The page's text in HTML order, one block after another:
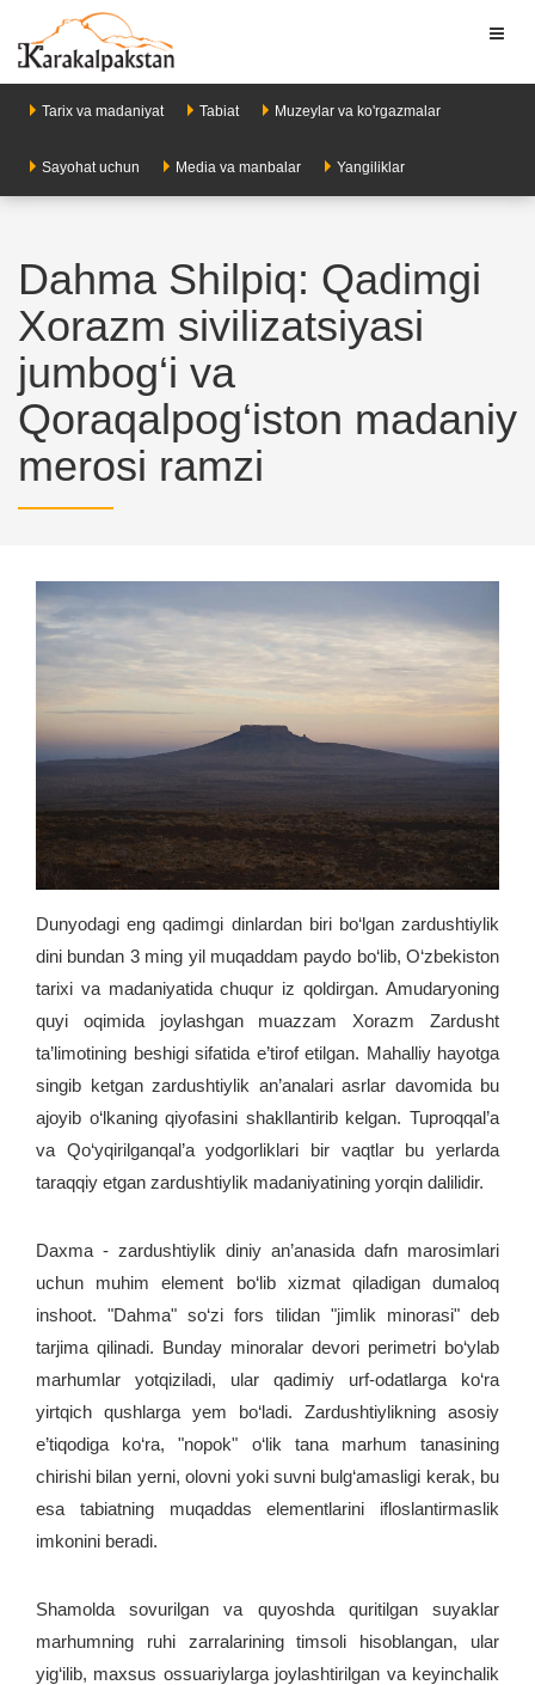
Tarix va madaniyat Tabiat Muzeylar va ko'rgazmalar
Sayohat uchun Media va manbalar Yangiliklar
Dahma Shilpiq: Qadimgi
Xorazm sivilizatsiyasi
jumbog‘i va
Qoraqalpog‘iston madaniy
merosi ramzi
Dunyodagi eng qadimgi dinlardan biri bo‘lgan zardushtiylik
dini bundan 3 ming yil muqaddam paydo bo‘lib, O‘zbekiston
tarixi va madaniyatida chuqur iz qoldirgan. Amudaryoning
quyi oqimida joylashgan muazzam Xorazm Zardusht
ta’limotining beshigi sifatida e’tirof etilgan. Mahalliy hayotga
singib ketgan zardushtiylik an’analari asrlar davomida bu
ajoyib o‘lkaning qiyofasini shakllantirib kelgan. Tuproqqal’a
va Qo‘yqirilganqal’a yodgorliklari bir vaqtlar bu yerlarda
taraqqiy etgan zardushtiylik madaniyatining yorqin dalilidir.
Daxma - zardushtiylik diniy an’anasida dafn marosimlari
uchun muhim element bo‘lib xizmat qiladigan dumaloq
inshoot. "Dahma" so‘zi fors tilidan "jimlik minorasi" deb
tarjima qilinadi. Bunday minoralar devori perimetri bo‘ylab
marhumlar yotqiziladi, ular qadimiy urf-odatlarga ko‘ra
yirtqich qushlarga yem bo‘ladi. Zardushtiylikning asosiy
e’tiqodiga ko‘ra, "nopok" o‘lik tana marhum tanasining
chirishi bilan yerni, olovni yoki suvni bulg‘amasligi kerak, bu
esa tabiatning muqaddas elementlarini ifloslantirmaslik
imkonini beradi.
Shamolda sovurilgan va quyoshda quritilgan suyaklar
marhumning ruhi zarralarining timsoli hisoblangan, ular
yig‘ilib, maxsus ossuariylarga joylashtirilgan va keyinchalik